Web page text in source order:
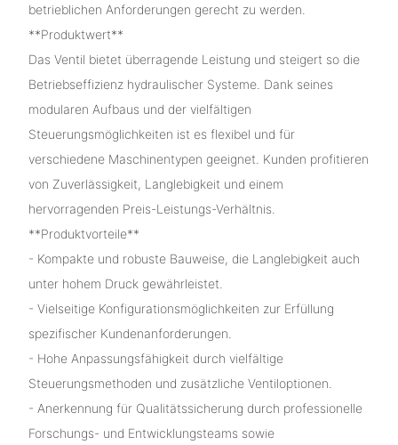
betrieblichen Anforderungen gerecht zu werden.
**Produktwert**
Das Ventil bietet überragende Leistung und steigert so die
Betriebseffizienz hydraulischer Systeme. Dank seines
modularen Aufbaus und der vielfältigen
Steuerungsmöglichkeiten ist es flexibel und für
verschiedene Maschinentypen geeignet. Kunden profitieren
von Zuverlässigkeit, Langlebigkeit und einem
hervorragenden Preis-Leistungs-Verhältnis.
**Produktvorteile**
- Kompakte und robuste Bauweise, die Langlebigkeit auch
unter hohem Druck gewährleistet.
- Vielseitige Konfigurationsmöglichkeiten zur Erfüllung
spezifischer Kundenanforderungen.
- Hohe Anpassungsfähigkeit durch vielfältige
Steuerungsmethoden und zusätzliche Ventiloptionen.
- Anerkennung für Qualitätssicherung durch professionelle
Forschungs- und Entwicklungsteams sowie